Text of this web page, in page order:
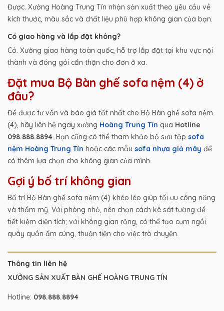
Được. Xưởng Hoàng Trung Tín nhận sản xuất theo yêu cầu về
kích thước, màu sắc và chất liệu phù hợp không gian của bạn.
Có giao hàng và lắp đặt không?
Có. Xưởng giao hàng toàn quốc, hỗ trợ lắp đặt tại khu vực nội
thành và đóng gói cẩn thận cho đơn ở xa.
Đặt mua Bộ Bàn ghế sofa nệm (4) ở
đâu?
Để được tư vấn và báo giá tốt nhất cho Bộ Bàn ghế sofa nệm
(4), hãy liên hệ ngay xưởng Hoàng Trung Tín qua Hotline
098.888.8894 . Bạn cũng có thể tham khảo bộ sưu tập sofa
nệm Hoàng Trung Tín hoặc các mẫu sofa nhựa giả mây để
có thêm lựa chọn cho không gian của mình.
Gợi ý bố trí không gian
Bố trí Bộ Bàn ghế sofa nệm (4) khéo léo giúp tối ưu công năng
và thẩm mỹ. Với phòng nhỏ, nên chọn cách kê sát tường để
tiết kiệm diện tích; với không gian rộng, có thể tạo cụm ngồi
quây quần ấm cúng, thuận tiện cho việc trò chuyện.
Thông tin liên hệ
XƯỞNG SẢN XUẤT BÀN GHẾ HOÀNG TRUNG TÍN
Hotline: 098.888.8894